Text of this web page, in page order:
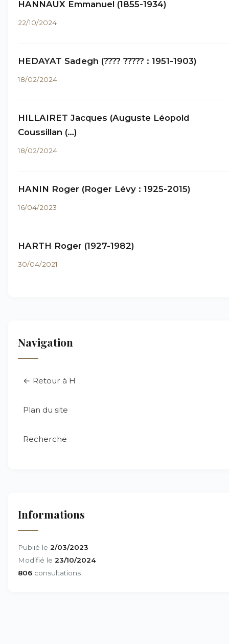
HANNAUX Emmanuel (1855-1934)
22/10/2024
HEDAYAT Sadegh (???? ????? : 1951-1903)
18/02/2024
HILLAIRET Jacques (Auguste Léopold
Coussillan (…)
18/02/2024
HANIN Roger (Roger Lévy : 1925-2015)
16/04/2023
HARTH Roger (1927-1982)
30/04/2021
Navigation
← Retour à H
Plan du site
Recherche
Informations
Publié le 2/03/2023
Modifié le 23/10/2024
806 consultations